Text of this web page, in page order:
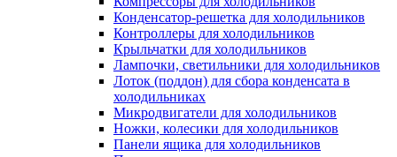
Конденсатор-решетка для холодильников
Контроллеры для холодильников
Крыльчатки для холодильников
Лампочки, светильники для холодильников
Лоток (поддон) для сбора конденсата в
холодильниках
Микродвигатели для холодильников
Ножки, колесики для холодильников
Панели ящика для холодильников